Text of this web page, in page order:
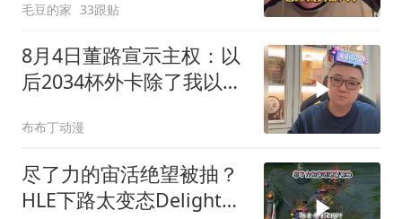
毛豆的家 33跟贴
8月4日董路宣示主权：以
后2034杯外卡除了我以
布布丁动漫
尽了力的宙活绝望被抽？
HLE下路太变态Delight纯